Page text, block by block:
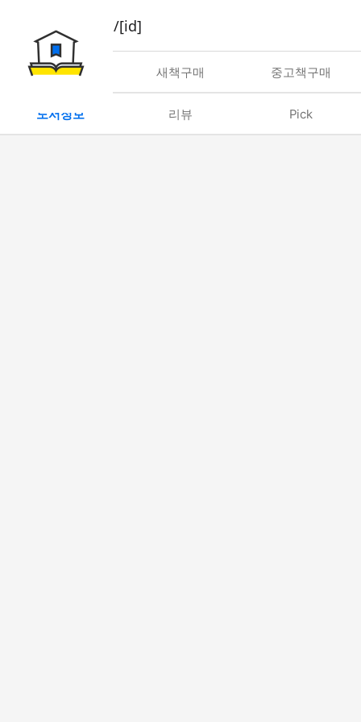
book/rent/[id]
대여 새책구매 중고책구매
도서정보 리뷰 Pick